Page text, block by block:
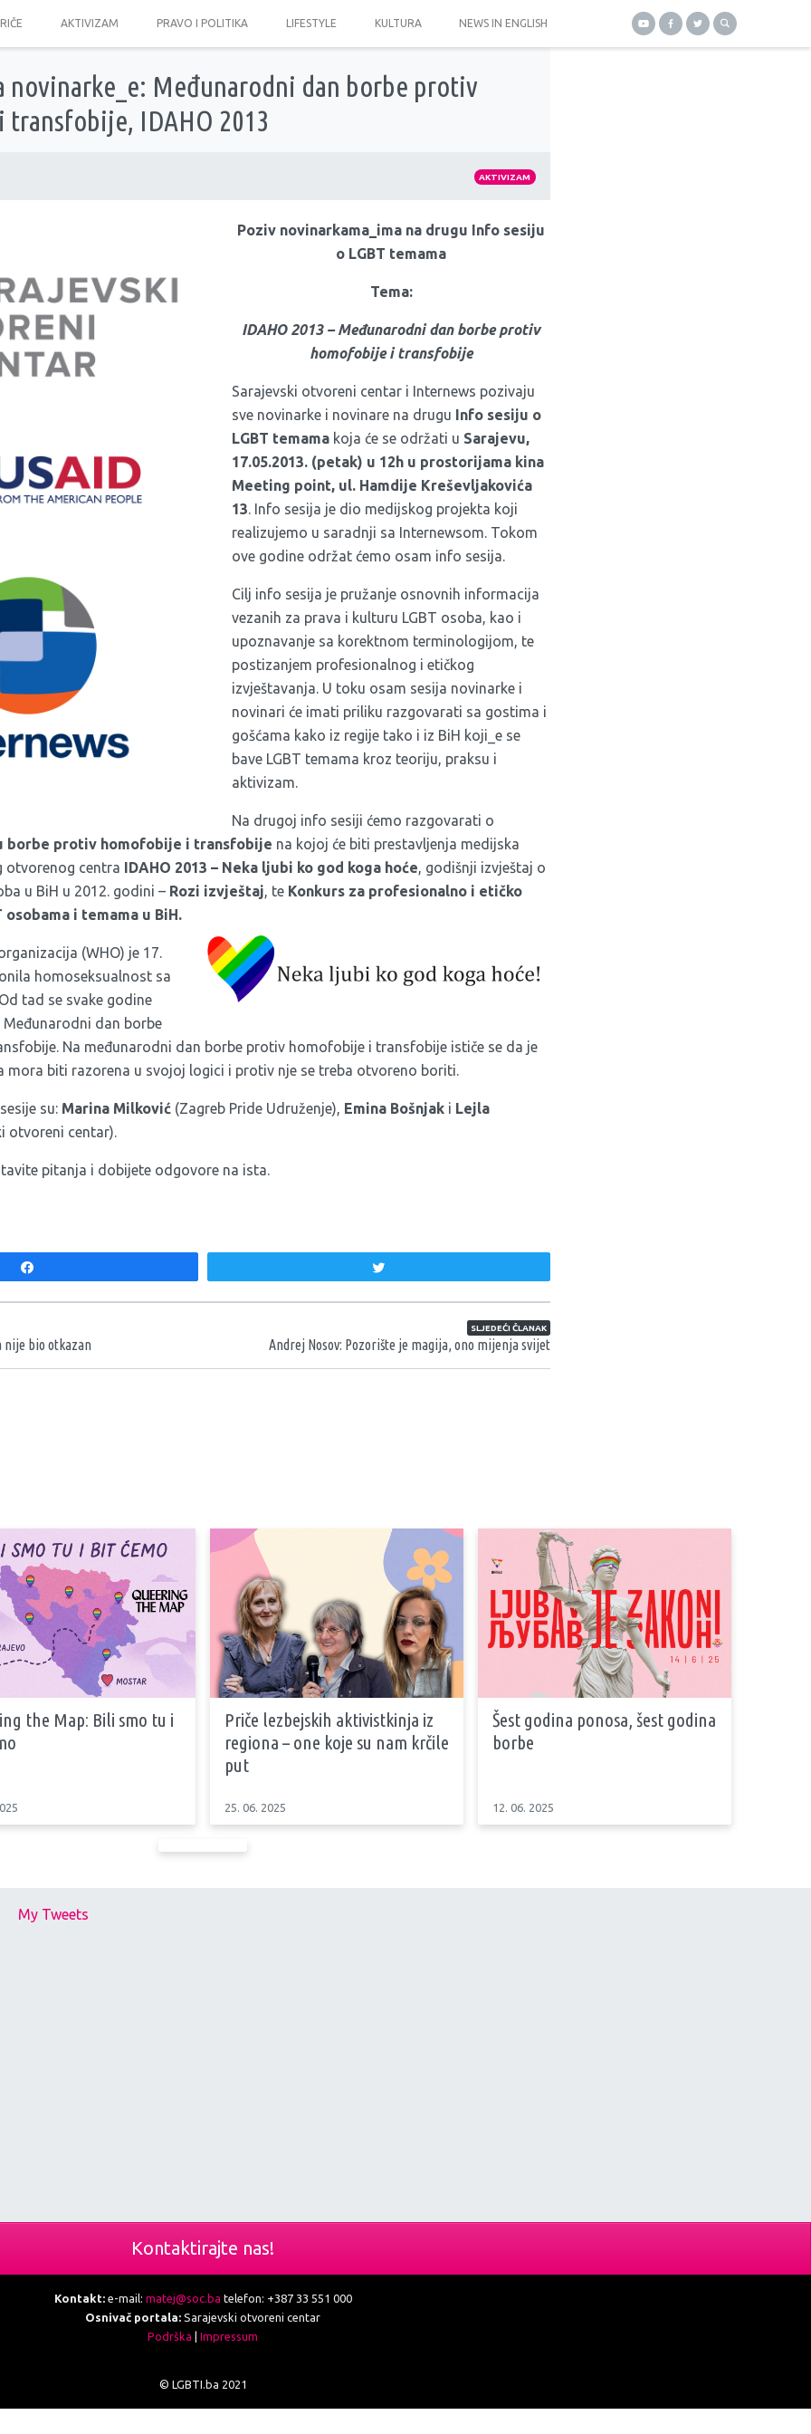
AKTIVIZAM PRAVO I POLITIKA LIFESTYLE KULTURA NEWS IN ENGLISH
novinarke_e: Međunarodni dan borbe protiv
IDAHO 2013
AKTIVIZAM
Poziv novinarkama_ima na drugu Info sesiju
o LGBT temama
Tema:
IDAHO 2013 – Međunarodni dan borbe protiv
homofobije i transfobije
Sarajevski otvoreni centar i Internews pozivaju
sve novinarke i novinare na drugu Info sesiju o
LGBT temama koja će se održati u Sarajevu,
17.05.2013. (petak) u 12h u prostorijama kina
Meeting point, ul. Hamdije Kreševljakovića
13. Info sesija je dio medijskog projekta koji
realizujemo u saradnji sa Internewsom. Tokom
ove godine održat ćemo osam info sesija.
Cilj info sesija je pružanje osnovnih informacija
vezanih za prava i kulturu LGBT osoba, kao i
upoznavanje sa korektnom terminologijom, te
postizanjem profesionalnog i etičkog
izvještavanja. U toku osam sesija novinarke i
novinari će imati priliku razgovarati sa gostima i
gošćama kako iz regije tako i iz BiH koji_e se
bave LGBT temama kroz teoriju, praksu i
aktivizam.
Na drugoj info sesiji ćemo razgovarati o
borbe protiv homofobije i transfobije na kojoj će biti prestavljenja medijska
otvorenog centra IDAHO 2013 – Neka ljubi ko god koga hoće, godišnji izvještaj o
u BiH u 2012. godini – Rozi izvještaj, te Konkurs za profesionalno i etičko
osobama i temama u BiH.
(WHO) je 17.
homoseksualnost sa
tad se svake godine
dan borbe
Na međunarodni dan borbe protiv homofobije i transfobije ističe se da je
mora biti razorena u svojoj logici i protiv nje se treba otvoreno boriti.
su: Marina Milković (Zagreb Pride Udruženje), Emina Bošnjak i Lejla
otvoreni centar).
pitanja i dobijete odgovore na ista.
nije bio otkazan
SLJEDEĆI ČLANAK
Andrej Nosov: Pozorište je magija, ono mijenja svijet
the Map: Bili smo tu i
Priče lezbejskih aktivistkinja iz
regiona – one koje su nam krčile
put
25. 06. 2025
Šest godina ponosa, šest godina
borbe
12. 06. 2025
My Tweets
Kontaktirajte nas!
Kontakt:e-mail: matej@soc.ba telefon: +387 33 551 000
Osnivač portala: Sarajevski otvoreni centar
Podrška
Impressum
© LGBTI.ba 2021